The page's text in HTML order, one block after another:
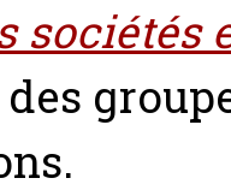
sociétés